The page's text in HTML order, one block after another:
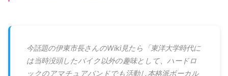
今話題の伊東市長さんのWiki見たら「東洋大学時代に
は当時没頭したバイク以外の趣味として、ハードロ
ックのアマチュアバンドでも活動し本格派ボーカル